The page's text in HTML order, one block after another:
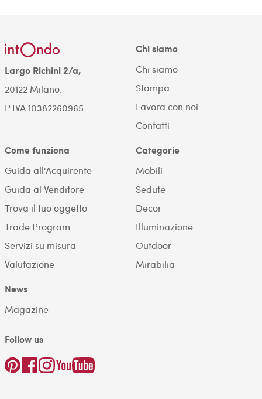
Largo Richini 2/a,
20122 Milano.
P.IVA 10382260965
Chi siamo
Chi siamo
Stampa
Lavora con noi
Contatti
Come funziona
Guida all'Acquirente
Guida al Venditore
Trova il tuo oggetto
Trade Program
Servizi su misura
Valutazione
Categorie
Mobili
Sedute
Decor
Illuminazione
Outdoor
Mirabilia
News
Magazine
Follow us